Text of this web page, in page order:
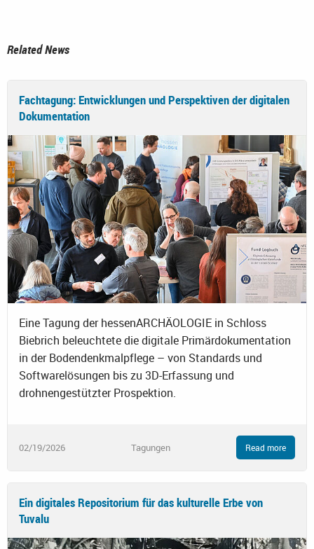
Related News
Fachtagung: Entwicklungen und Perspektiven der digitalen
Dokumentation
Eine Tagung der hessenARCHÄOLOGIE in Schloss
Biebrich beleuchtete die digitale Primärdokumentation
in der Bodendenkmalpflege – von Standards und
Softwarelösungen bis zu 3D-Erfassung und
drohnengestützter Prospektion.
02/19/2026 Tagungen Read more
Ein digitales Repositorium für das kulturelle Erbe von
Tuvalu